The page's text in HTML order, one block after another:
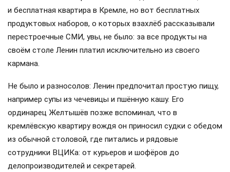
и бесплатная квартира в Кремле, но вот бесплатных
продуктовых наборов, о которых взахлёб рассказывали
перестроечные СМИ, увы, не было: за все продукты на
своём столе Ленин платил исключительно из своего
кармана.
Не было и разносолов: Ленин предпочитал простую пищу,
например супы из чечевицы и пшённую кашу. Его
ординарец Желтышёв позже вспоминал, что в
кремлёвскую квартиру вождя он приносил судки с обедом
из обычной столовой, где питались и рядовые
сотрудники ВЦИКа: от курьеров и шофёров до
делопроизводителей и секретарей.